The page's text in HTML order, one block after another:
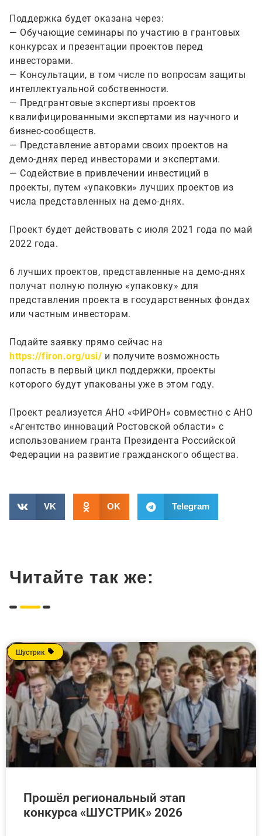
Поддержка будет оказана через:
— Обучающие семинары по участию в грантовых
конкурсах и презентации проектов перед
инвесторами.
— Консультации, в том числе по вопросам защиты
интеллектуальной собственности.
— Предгрантовые экспертизы проектов
квалифицированными экспертами из научного и
бизнес-сообществ.
— Представление авторами своих проектов на
демо-днях перед инвесторами и экспертами.
— Содействие в привлечении инвестиций в
проекты, путем «упаковки» лучших проектов из
числа представленных на демо-днях.
Проект будет действовать с июля 2021 года по май
2022 года.
6 лучших проектов, представленные на демо-днях
получат полную полную «упаковку» для
представления проекта в государственных фондах
или частным инвесторам.
Подайте заявку прямо сейчас на
https://firon.org/usi/ и получите возможность
попасть в первый цикл поддержки, проекты
которого будут упакованы уже в этом году.
Проект реализуется АНО «ФИРОН» совместно с АНО
«Агентство инноваций Ростовской области» с
использованием гранта Президента Российской
Федерации на развитие гражданского общества.
VK OK Telegram
Читайте так же:
Шустрик
Прошёл региональный этап
конкурса «ШУСТРИК» 2026